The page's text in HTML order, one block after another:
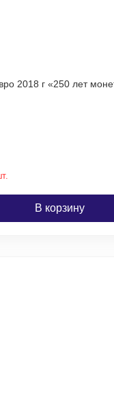
2018 г «250 лет
В корзину